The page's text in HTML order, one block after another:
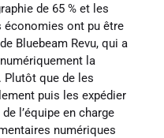
de 65 % et les
économies ont pu être
Bluebeam Revu, qui a
la
que de les
puis les expédier
l’équipe en charge
numériques